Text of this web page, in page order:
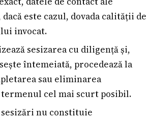
este cazul, dovada calității de
invocat.
sesizarea cu diligență și,
întemeiată, procedează la
sau eliminarea
cel mai scurt posibil.
nu constituie